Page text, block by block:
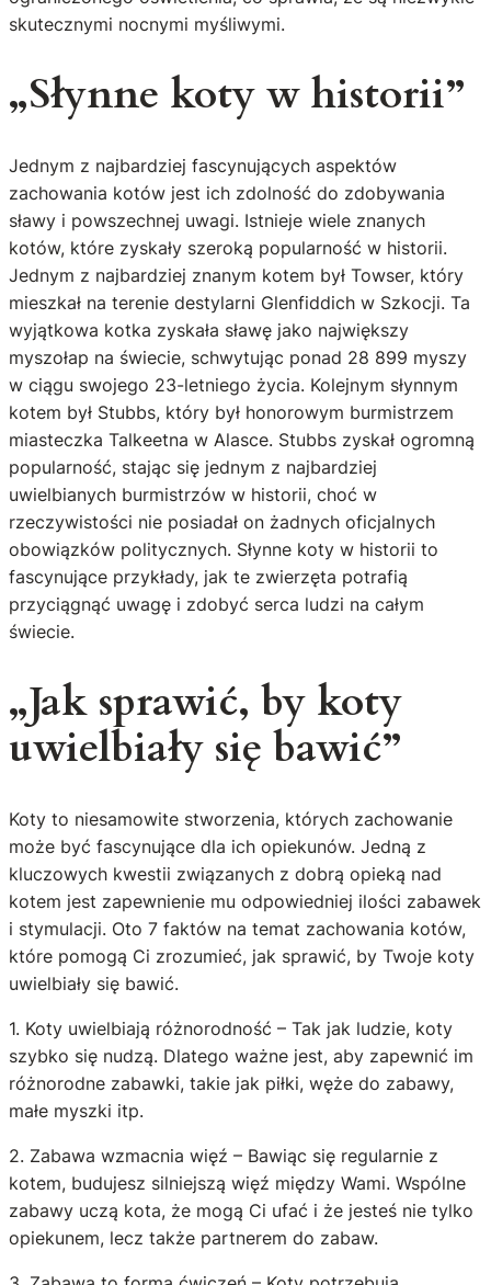
skutecznymi nocnymi myśliwymi.
„Słynne koty w historii”
Jednym z najbardziej fascynujących aspektów
zachowania kotów jest ich zdolność do zdobywania
sławy i powszechnej uwagi. Istnieje wiele znanych
kotów, które zyskały szeroką popularność w historii.
Jednym z najbardziej znanym kotem był Towser, który
mieszkał na terenie destylarni Glenfiddich w Szkocji. Ta
wyjątkowa kotka zyskała sławę jako największy
myszołap na świecie, schwytując ponad 28 899 myszy
w ciągu swojego 23-letniego życia. Kolejnym słynnym
kotem był Stubbs, który był honorowym burmistrzem
miasteczka Talkeetna w Alasce. Stubbs zyskał ogromną
popularność, stając się jednym z najbardziej
uwielbianych burmistrzów w historii, choć w
rzeczywistości nie posiadał on żadnych oficjalnych
obowiązków politycznych. Słynne koty w historii to
fascynujące przykłady, jak te zwierzęta potrafią
przyciągnąć uwagę i zdobyć serca ludzi na całym
świecie.
„Jak sprawić, by koty
uwielbiały się bawić”
Koty to niesamowite stworzenia, których zachowanie
może być fascynujące dla ich opiekunów. Jedną z
kluczowych kwestii związanych z dobrą opieką nad
kotem jest zapewnienie mu odpowiedniej ilości zabawek
i stymulacji. Oto 7 faktów na temat zachowania kotów,
które pomogą Ci zrozumieć, jak sprawić, by Twoje koty
uwielbiały się bawić.
1. Koty uwielbiają różnorodność – Tak jak ludzie, koty
szybko się nudzą. Dlatego ważne jest, aby zapewnić im
różnorodne zabawki, takie jak piłki, węże do zabawy,
małe myszki itp.
2. Zabawa wzmacnia więź – Bawiąc się regularnie z
kotem, budujesz silniejszą więź między Wami. Wspólne
zabawy uczą kota, że mogą Ci ufać i że jesteś nie tylko
opiekunem, lecz także partnerem do zabaw.